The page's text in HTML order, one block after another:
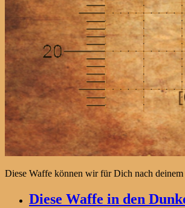
Diese Waffe können wir für Dich nach
Diese Waffe in den